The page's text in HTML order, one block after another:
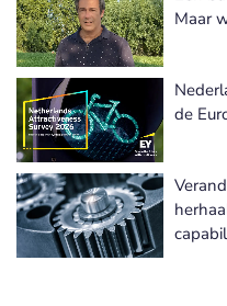
Maar
de